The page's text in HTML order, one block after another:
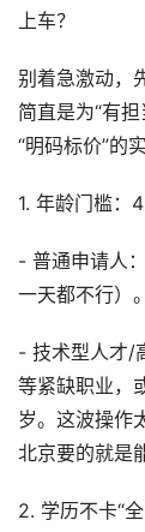
上车？
别着急激动，
简直是为“有
“明码标价”的
1. 年龄门槛：
- 普通申请人
一天都不行）。
- 技术型人才/
等紧缺职业，
岁。这波操作
北京要的就是
2. 学历不卡“